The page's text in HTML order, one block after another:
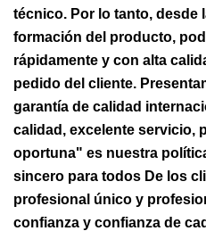
técnico. Por lo tanto, desde
formación del producto,
rápidamente y con alta
pedido del cliente.
garantía de calidad
calidad, excelente servicio,
oportuna" es nuestra
sincero para todos De los
profesional único y
confianza y confianza de